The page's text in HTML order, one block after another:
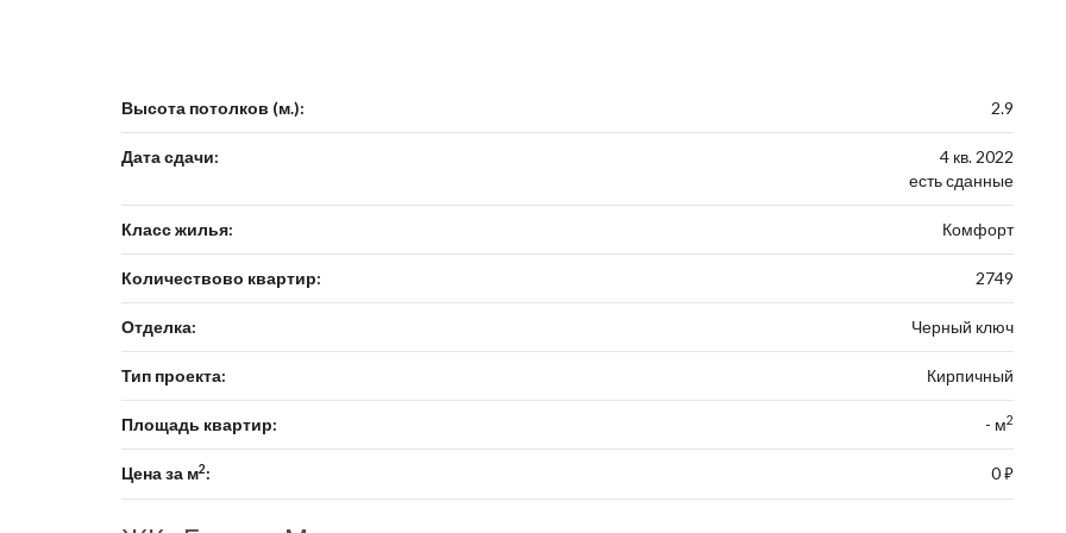
Высота потолков (м.): 2.9
Дата сдачи:
4 кв. 2022
есть сданные
Класс жилья: Комфорт
Количествово квартир: 2749
Отделка: Черный ключ
Тип проекта: Кирпичный
Площадь квартир: - м2
Цена за м2: 0⃏